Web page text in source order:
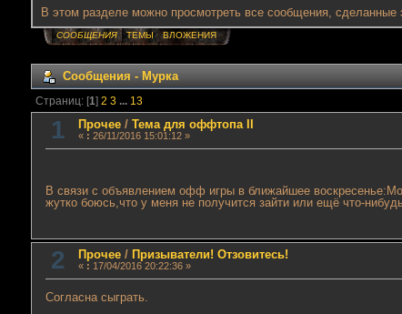
В этом разделе можно просмотреть все сообщения, сделанные
СООБЩЕНИЯ ТЕМЫ ВЛОЖЕНИЯ
Сообщения - Мурка
Страниц: [1]2 3 ... 13
1 Прочее/ Тема для оффтопа II
« : 26/11/2016 15:01:12 »
В связи с объявлением офф игры в ближайшее
жутко боюсь,что у меня не получится зайти или ещё что-
2 Прочее/ Призыватели! Отзовитесь!
« : 17/04/2016 20:22:36 »
Согласна сыграть.